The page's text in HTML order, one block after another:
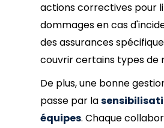
actions correctives pour
dommages en cas
des assurances
couvrir certains types de
De plus, une bonne
passe par la
équipes. Chaque